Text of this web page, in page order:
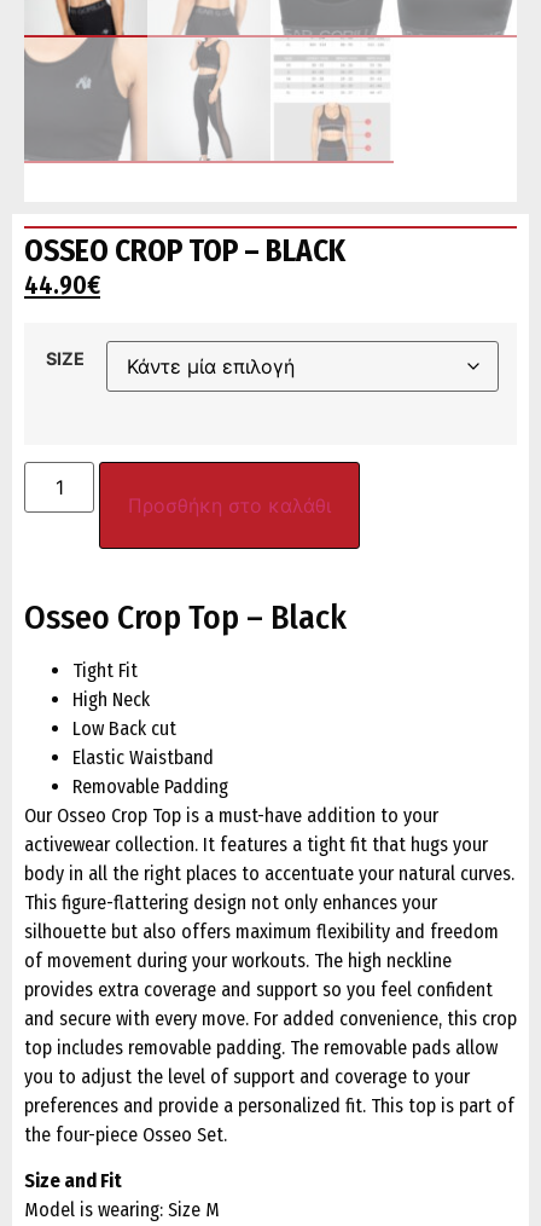
OSSEO CROP TOP – BLACK
44.90€
SIZE
Προσθήκη στο καλάθι
Osseo Crop Top – Black
Tight Fit
High Neck
Low Back cut
Elastic Waistband
Removable Padding
Our Osseo Crop Top is a must-have addition to your
activewear collection. It features a tight fit that hugs your
body in all the right places to accentuate your natural curves.
This figure-flattering design not only enhances your
silhouette but also offers maximum flexibility and freedom
of movement during your workouts. The high neckline
provides extra coverage and support so you feel confident
and secure with every move. For added convenience, this crop
top includes removable padding. The removable pads allow
you to adjust the level of support and coverage to your
preferences and provide a personalized fit. This top is part of
the four-piece Osseo Set.
Size and Fit
Model is wearing: Size M